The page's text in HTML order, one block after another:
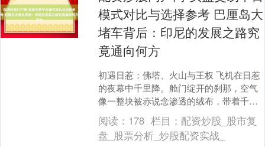
模式对比与选择参考 巴厘岛大
堵车背后：印尼的发展之路究
竟通向何方
初遇日惹：佛塔、火山与王权 飞机在日惹
的夜幕中千里降。舱门绽开的刹那，空气
像一整块被赤说念渗透的绒布，带着千里
甸甸的温度与湿度，短暂裹缠上来。车窗
外，摩托车的河....
阅读： 178 栏目： 配资炒股_股市复
盘_股票分析_炒股配资实战_